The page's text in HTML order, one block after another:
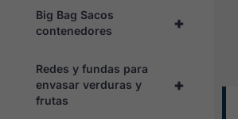
+
Big Bag Sacos
contenedores
+
Redes y fundas para
envasar verduras y
frutas